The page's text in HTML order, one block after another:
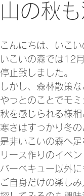
山の秋
こんにちは、いこ
いこいの森では12
停止致しました。
しかし、森林散策
やっとのことでモ
秋を感じられる様
寒さはすっかり冬
是非いこいの森へ
リース作りのイベ
バーベキュー以外
ご自身だけの楽しみ